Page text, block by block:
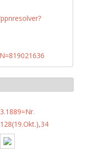
3.1889=Nr.
128(19.Okt.),34